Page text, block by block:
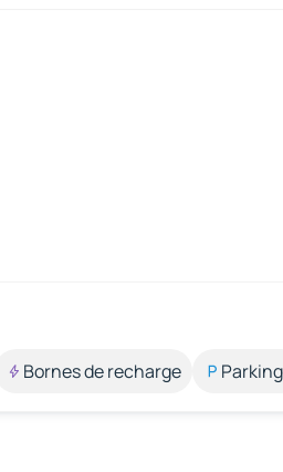
Bornes de recharge